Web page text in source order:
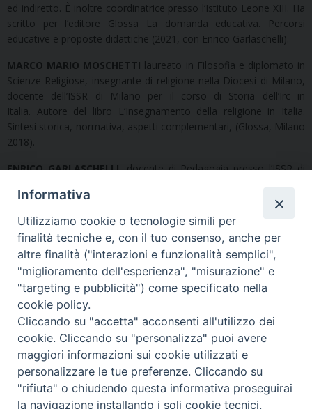
ed indiretto. È inoltre coordinatrice presso l’Istituto Leone XIII. Ha
scritto per l’editore Glossa La domanda educativa. Percorsi
educative e proposte didattiche (2021, con Enrico Garlaschelli).
MARCO MARIO MOSCHETTI laureato in Filosofia e diplomato in
Scienze Religiose, insegnante di religione nella Diocesi di Milano,
docente dell’ISSR di Milano per il corso di Storia dell’Irc in
Italia. Autore del libro L’Insegnamento della religione in Italia.
Sintesi storica, normativa, aspetti complementari, (Glossa, Milano
2018).
ENRICO GARLASCHELLI, docente di Pedagogia presso l’ISSR di
Pedagogia all’ISSR di Mantova. Tra le sue opere, ha scritto per
l’editore Glossa L’invocazione di Giobbe. Una risposta ad
Auschwitz (2014); Il debito fenomenologico. Un tracciato
teoretico (2018); La domanda educativa. Percorsi pedagogici e
proposte didattiche (2021, con Barbara Rossi).
* * *
Di seguito è possibile scaricare la Locandina del Convegno e le
foto:
Informativa
Utilizziamo cookie o tecnologie simili per
finalità tecniche e, con il tuo consenso, anche per
altre finalità ("interazioni e funzionalità semplici",
"miglioramento dell'esperienza", "misurazione" e
"targeting e pubblicità") come specificato nella
cookie policy.
Cliccando su "accetta" acconsenti all'utilizzo dei
cookie. Cliccando su "personalizza" puoi avere
maggiori informazioni sui cookie utilizzati e
personalizzare le tue preferenze. Cliccando su
"rifiuta" o chiudendo questa informativa proseguirai
la navigazione installando i soli cookie tecnici.